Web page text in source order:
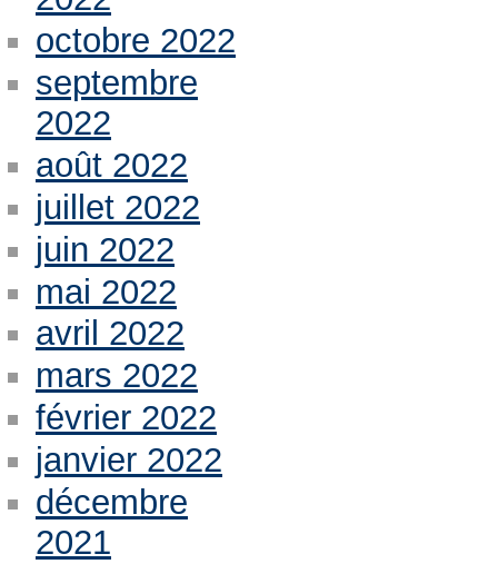
octobre 2022
septembre
2022
août 2022
juillet 2022
juin 2022
mai 2022
avril 2022
mars 2022
février 2022
janvier 2022
décembre
2021